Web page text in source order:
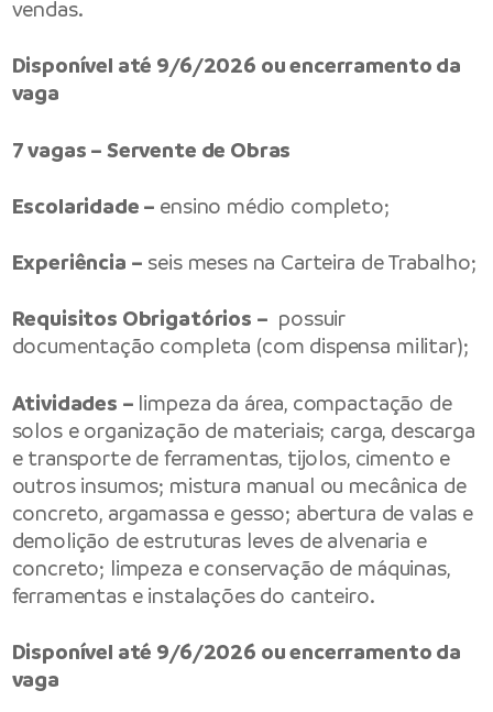
vendas.
Disponível até 9/6/2026 ou encerramento da
vaga
7 vagas – Servente de Obras
Escolaridade – ensino médio completo;
Experiência – seis meses na Carteira de Trabalho;
Requisitos Obrigatórios – possuir
documentação completa (com dispensa militar);
Atividades – limpeza da área, compactação de
solos e organização de materiais; carga, descarga
e transporte de ferramentas, tijolos, cimento e
outros insumos; mistura manual ou mecânica de
concreto, argamassa e gesso; abertura de valas e
demolição de estruturas leves de alvenaria e
concreto; limpeza e conservação de máquinas,
ferramentas e instalações do canteiro.
Disponível até 9/6/2026 ou encerramento da
vaga